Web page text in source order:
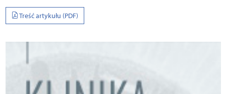
Treść artykułu (PDF)